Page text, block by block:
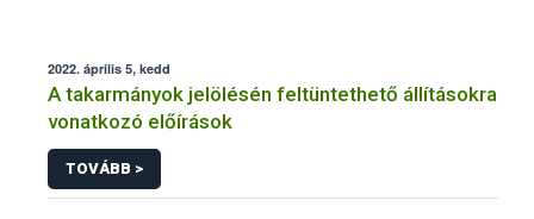
2022. április 5, kedd
A takarmányok jelölésén feltüntethető állításokra
vonatkozó előírások
TOVÁBB >